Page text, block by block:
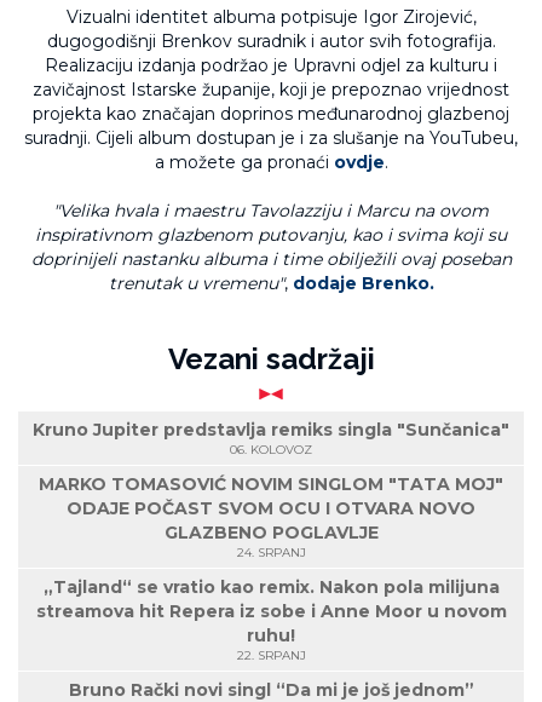
Vizualni identitet albuma potpisuje Igor Zirojević,
dugogodišnji Brenkov suradnik i autor svih fotografija.
Realizaciju izdanja podržao je Upravni odjel za kulturu i
zavičajnost Istarske županije, koji je prepoznao vrijednost
projekta kao značajan doprinos međunarodnoj glazbenoj
suradnji. Cijeli album dostupan je i za slušanje na YouTubeu,
a možete ga pronaći ovdje.
"Velika hvala i maestru Tavolazziju i Marcu na ovom
inspirativnom glazbenom putovanju, kao i svima koji su
doprinijeli nastanku albuma i time obilježili ovaj poseban
trenutak u vremenu", dodaje Brenko.
Vezani sadržaji
Kruno Jupiter predstavlja remiks singla "Sunčanica"
06. KOLOVOZ
MARKO TOMASOVIĆ NOVIM SINGLOM "TATA MOJ"
ODAJE POČAST SVOM OCU I OTVARA NOVO
GLAZBENO POGLAVLJE
24. SRPANJ
„Tajland“ se vratio kao remix. Nakon pola milijuna
streamova hit Repera iz sobe i Anne Moor u novom
ruhu!
22. SRPANJ
Bruno Rački novi singl “Da mi je još jednom”